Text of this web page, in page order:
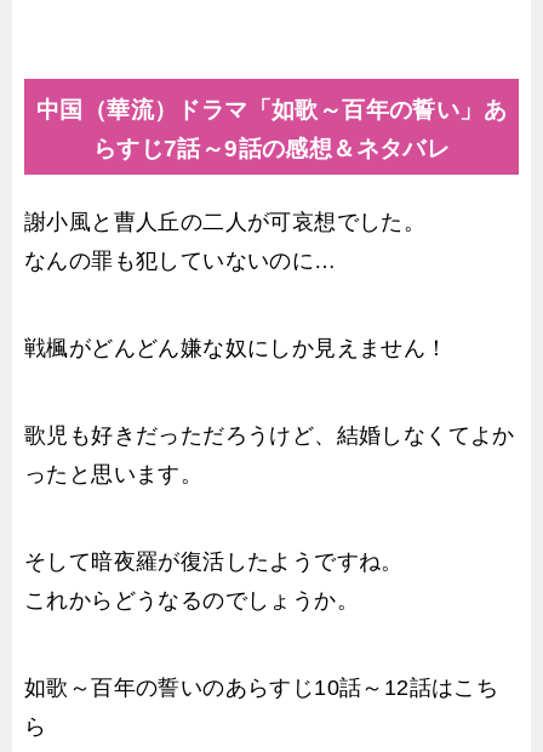
中国（華流）ドラマ「如歌～百年の誓い」あ
らすじ7話～9話の感想＆ネタバレ
謝小風と曹人丘の二人が可哀想でした。
なんの罪も犯していないのに…
戦楓がどんどん嫌な奴にしか見えません！
歌児も好きだっただろうけど、結婚しなくてよか
ったと思います。
そして暗夜羅が復活したようですね。
これからどうなるのでしょうか。
如歌～百年の誓いのあらすじ10話～12話はこち
ら